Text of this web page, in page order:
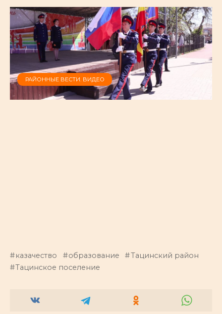
РАЙОННЫЕ ВЕСТИ. ВИДЕО
казачество образование
Тацинский район
Тацинское поселение